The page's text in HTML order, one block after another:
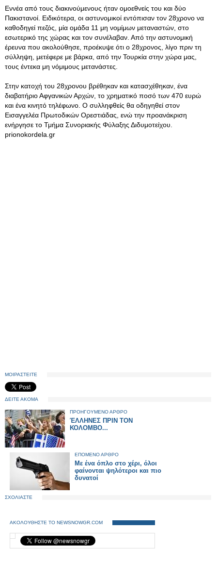
Εννέα από τους διακινούμενους ήταν ομοεθνείς του και δύο
Πακιστανοί. Ειδικότερα, οι αστυνομικοί εντόπισαν τον 28χρονο να
καθοδηγεί πεζός, μία ομάδα 11 μη νομίμων μεταναστών, στο
εσωτερικό της χώρας και τον συνέλαβαν. Από την αστυνομική
έρευνα που ακολούθησε, προέκυψε ότι ο 28χρονος, λίγο πριν τη
σύλληψη, μετέφερε με βάρκα, από την Τουρκία στην χώρα μας,
τους έντεκα μη νόμιμους μετανάστες.
Στην κατοχή του 28χρονου βρέθηκαν και κατασχέθηκαν, ένα
διαβατήριο Αφγανικών Αρχών, το χρηματικό ποσό των 470 ευρώ
και ένα κινητό τηλέφωνο. Ο συλληφθείς θα οδηγηθεί στον
Εισαγγελέα Πρωτοδικών Ορεστιάδας, ενώ την προανάκριση
ενήργησε το Τμήμα Συνοριακής Φύλαξης Διδυμοτείχου.
prionokordela.gr
ΜΟΙΡΑΣΤΕΙΤΕ
ΔΕΙΤΕ ΑΚΟΜΑ
ΠΡΟΗΓΟΥΜΕΝΟ ΑΡΘΡΟ
ΈΛΛΗΝΕΣ ΠΡΙΝ ΤΟΝ
ΚΟΛΟΜΒΟ...
ΕΠΟΜΕΝΟ ΑΡΘΡΟ
Με ένα όπλο στο χέρι, όλοι
φαίνονται ψηλότεροι και πιο
δυνατοί
ΣΧΟΛΙΑΣΤΕ
ΑΚΟΛΟΥΘΗΣΤΕ ΤΟ NEWSNOWGR.COM